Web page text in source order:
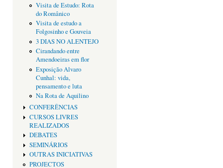
Visita de Estudo: Rota
do Românico
Visita de estudo a
Folgosinho e Gouveia
3 DIAS NO ALENTEJO
Cirandando entre
Amendoeiras em flor
Exposição Alvaro
Cunhal: vida,
pensamento e luta
Na Rota de Aquilino
CONFERÊNCIAS
CURSOS LIVRES
REALIZADOS
DEBATES
SEMINÁRIOS
OUTRAS INICIATIVAS
PROJECTOS